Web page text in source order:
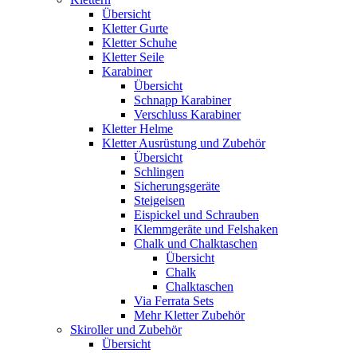
Übersicht
Kletter Gurte
Kletter Schuhe
Kletter Seile
Karabiner
Übersicht
Schnapp Karabiner
Verschluss Karabiner
Kletter Helme
Kletter Ausrüstung und Zubehör
Übersicht
Schlingen
Sicherungsgeräte
Steigeisen
Eispickel und Schrauben
Klemmgeräte und Felshaken
Chalk und Chalktaschen
Übersicht
Chalk
Chalktaschen
Via Ferrata Sets
Mehr Kletter Zubehör
Skiroller und Zubehör
Übersicht